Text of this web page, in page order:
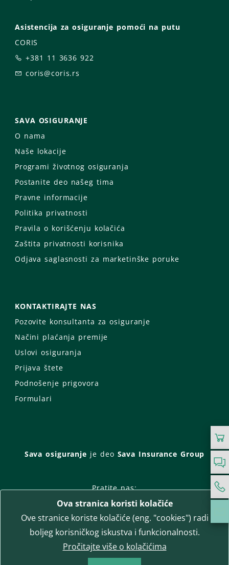
Asistencija za osiguranje pomoći na putu
CORIS
+381 11 3636 922
coris@coris.rs
SAVA OSIGURANJE
O nama
Naše lokacije
Programi životnog osiguranja
Postanite deo našeg tima
Pravne informacije
Politika privatnosti
Pravila o korišćenju kolačića
Zaštita privatnosti korisnika
Odjava saglasnosti za marketinške poruke
KONTAKTIRAJTE NAS
Pozovite konsultanta za osiguranje
Načini plaćanja premije
Uslovi osiguranja
Prijava štete
Podnošenje prigovora
Formulari
Sava osiguranje je deo Sava Insurance Group
Pratite nas:
Facebook
Instagram
LinkedIn
Twitter
YouTube
WhatsApp
T-media d.o.o. | napredne komunikacije
Ova stranica koristi kolačiće
Ove stranice koriste kolačiće (eng. "cookies") radi
boljeg korisničkog iskustva i funkcionalnosti.
Pročitajte više o kolačićima